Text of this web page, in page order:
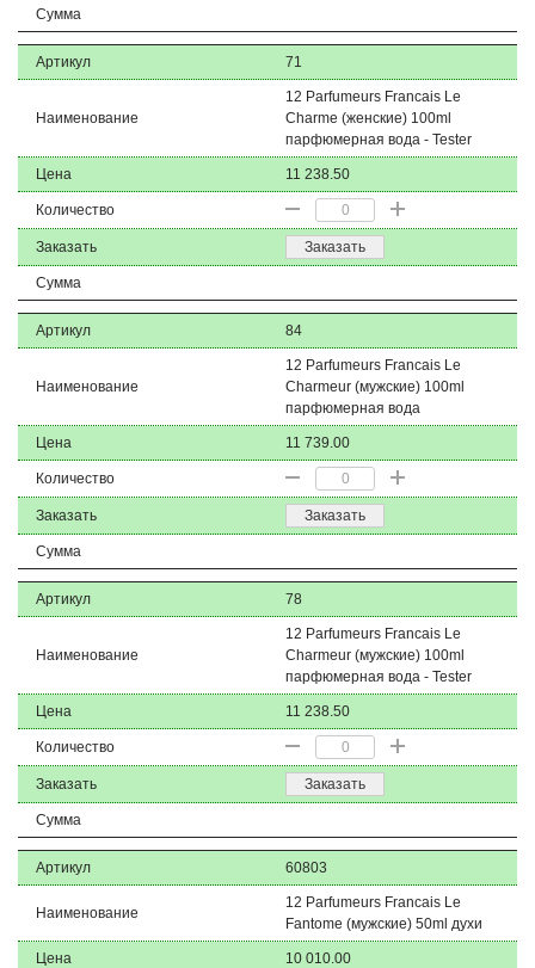
Сумма
Артикул 71
Наименование
12 Parfumeurs Francais Le
Charme (женские) 100ml
парфюмерная вода - Tester
Цена 11 238.50
Количество
Заказать Заказать
Сумма
Артикул 84
Наименование
12 Parfumeurs Francais Le
Charmeur (мужские) 100ml
парфюмерная вода
Цена 11 739.00
Количество
Заказать Заказать
Сумма
Артикул 78
Наименование
12 Parfumeurs Francais Le
Charmeur (мужские) 100ml
парфюмерная вода - Tester
Цена 11 238.50
Количество
Заказать Заказать
Сумма
Артикул 60803
Наименование
12 Parfumeurs Francais Le
Fantome (мужские) 50ml духи
Цена 10 010.00